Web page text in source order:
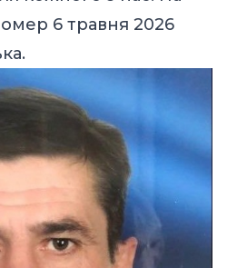
6 травня 2026